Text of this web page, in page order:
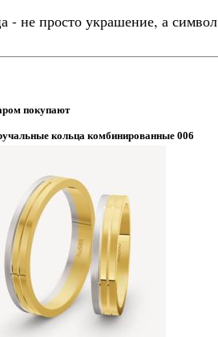
- не просто украшение, а
покупают
кольца комбинированные 006